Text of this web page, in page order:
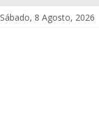
Sábado, 8 Agosto, 2026